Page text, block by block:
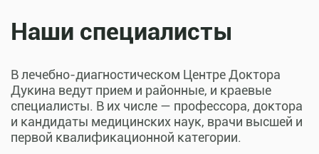
Наши специалисты
В лечебно-диагностическом Центре Доктора
Дукина ведут прием и районные, и краевые
специалисты. В их числе — профессора, доктора
и кандидаты медицинских наук, врачи высшей и
первой квалификационной категории.